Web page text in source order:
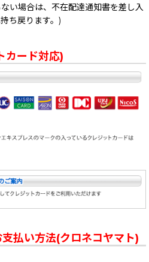
い場合は、不在配達通知書を差し入
ち戻ります。)
カード対応)
払い方法(クロネコヤマト)